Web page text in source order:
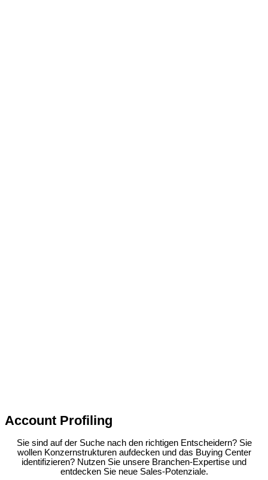
Account Profiling
Sie sind auf der Suche nach den richtigen Entscheidern? Sie
wollen Konzernstrukturen aufdecken und das Buying Center
identifizieren? Nutzen Sie unsere Branchen-Expertise und
entdecken Sie neue Sales-Potenziale.